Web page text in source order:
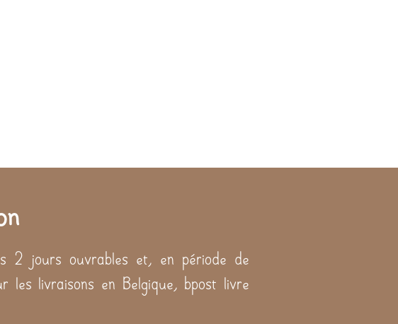
2 jours ouvrables et, en période de
les livraisons en Belgique, bpost livre